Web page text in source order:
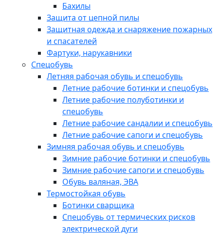
Бахилы
Защита от цепной пилы
Защитная одежда и снаряжение пожарных
и спасателей
Фартуки, нарукавники
Спецобувь
Летняя рабочая обувь и спецобувь
Летние рабочие ботинки и спецобувь
Летние рабочие полуботинки и
спецобувь
Летние рабочие сандалии и спецобувь
Летние рабочие сапоги и спецобувь
Зимняя рабочая обувь и спецобувь
Зимние рабочие ботинки и спецобувь
Зимние рабочие сапоги и спецобувь
Обувь валяная, ЭВА
Термостойкая обувь
Ботинки сварщика
Спецобувь от термических рисков
электрической дуги